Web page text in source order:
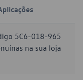
5C6-018-965
na sua loja